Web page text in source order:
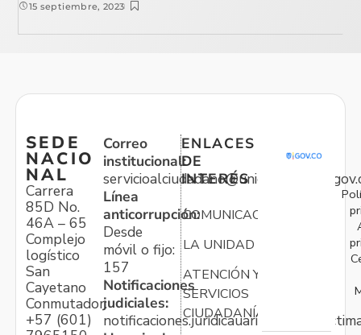
15 septiembre, 2023
SEDE
NACIO
NAL
Carrera
85D No.
46A – 65
Complejo
logístico
San
Cayetano
Conmutador:
+57 (601)
Correo
institucional:
Línea
anticorrupción:
Desde
móvil o fijo:
157
Notificaciones
judiciales:
ENLACES
DE
INTERÉS
COMUNICACIONES
LA UNIDAD
ATENCIÓN Y
SERVICIOS
CIUDADANÍA